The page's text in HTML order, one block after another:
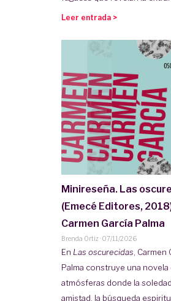
Leer entrada >
Minireseña. Las
(Emecé Editores,
Carmen García Palma
Brenda Ortiz · 07/11/2026
En Las oscurecidas , Carmen
Palma construye una novela
atmósferas donde la
amistad, la búsqueda